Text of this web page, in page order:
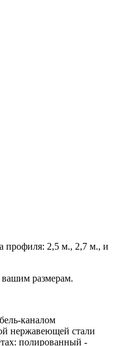
профиля: 2,5 м., 2,7 м., и
размерам.
каналом
нержавеющей стали
полированный -